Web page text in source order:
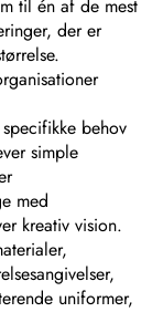
til én af de mest
der er
behov
simple
med
kreativ vision.
uniformer,